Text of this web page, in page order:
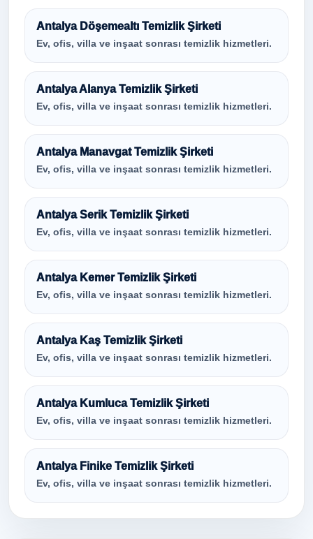
Antalya Döşemealtı Temizlik Şirketi
Ev, ofis, villa ve inşaat sonrası temizlik hizmetleri.
Antalya Alanya Temizlik Şirketi
Ev, ofis, villa ve inşaat sonrası temizlik hizmetleri.
Antalya Manavgat Temizlik Şirketi
Ev, ofis, villa ve inşaat sonrası temizlik hizmetleri.
Antalya Serik Temizlik Şirketi
Ev, ofis, villa ve inşaat sonrası temizlik hizmetleri.
Antalya Kemer Temizlik Şirketi
Ev, ofis, villa ve inşaat sonrası temizlik hizmetleri.
Antalya Kaş Temizlik Şirketi
Ev, ofis, villa ve inşaat sonrası temizlik hizmetleri.
Antalya Kumluca Temizlik Şirketi
Ev, ofis, villa ve inşaat sonrası temizlik hizmetleri.
Antalya Finike Temizlik Şirketi
Ev, ofis, villa ve inşaat sonrası temizlik hizmetleri.